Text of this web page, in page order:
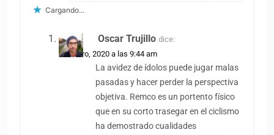
Cargando...
Oscar Trujillo dice:
29 enero, 2020 a las 9:44 am
La avidez de ídolos puede jugar malas
pasadas y hacer perder la perspectiva
objetiva. Remco es un portento físico
que en su corto trasegar en el ciclismo
ha demostrado cualidades